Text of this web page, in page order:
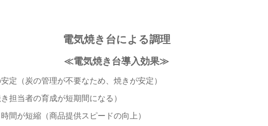
電気焼き台による調理
≪電気焼き台導入効果≫
定（炭の管理が不要なため、焼きが安定）
担当者の育成が短期間になる）
間が短縮（商品提供スピードの向上）